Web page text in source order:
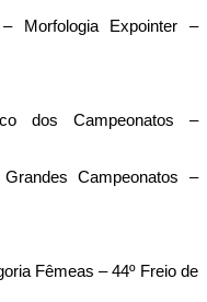
Morfologia Expointer –
dos Campeonatos –
Campeonatos –
Fêmeas – 44º Freio de